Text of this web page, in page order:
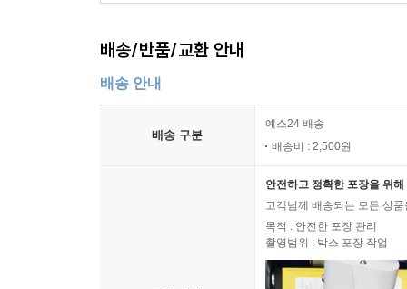
배송/반품/교환 안내
배송 안내
배송 구분
예스24 배송
배송비 : 2,500원
안전하고 정확한 포장을 위
고객님께 배송되는 모든 상
목적 : 안전한 포장 관리
촬영범위 : 박스 포장 작업